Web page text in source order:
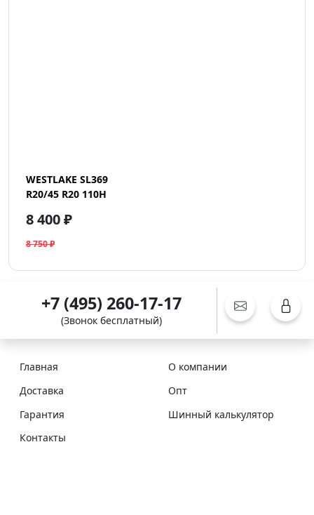
WESTLAKE SL369
R20/45 R20 110H
8 400 ₽
8 750 ₽
+7 (495) 260-17-17
(Звонок бесплатный)
Главная
О компании
Доставка
Опт
Гарантия
Шинный калькулятор
Контакты